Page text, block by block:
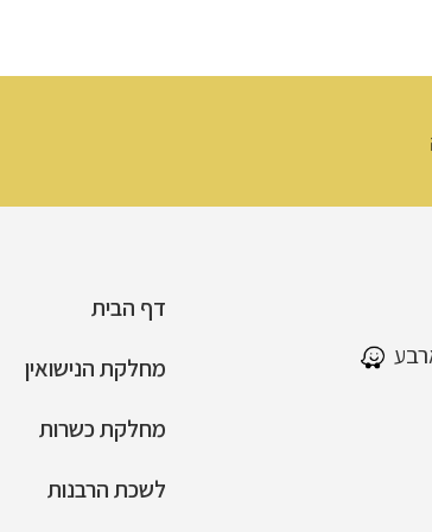
דף הבית
מחלקת הנישואין
מחלקת כשרות
לשכת הרבנות